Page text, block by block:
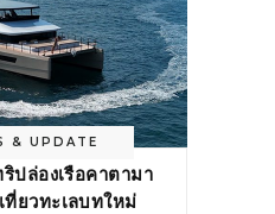
& UPDATE
ริปล่องเรือคาตามา
ที่ยวทะเลบทใหม่